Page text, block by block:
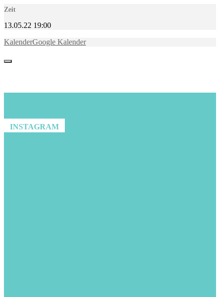
Zeit
13.05.22 19:00
KalenderGoogle Kalender
INSTAGRAM